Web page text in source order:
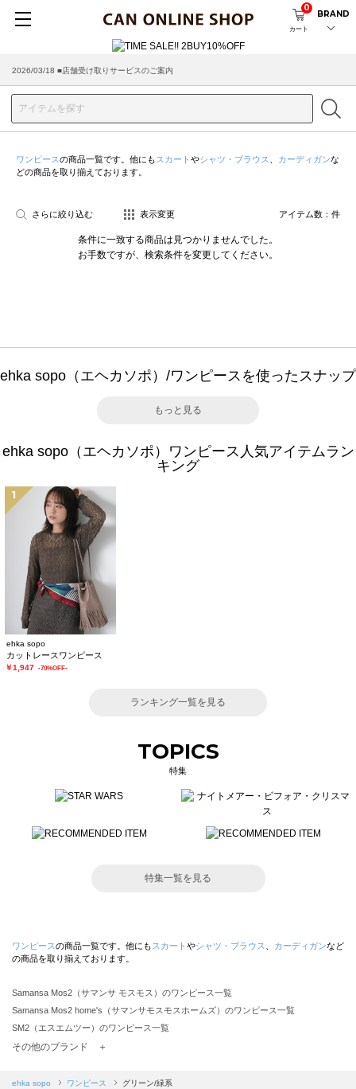
カート
0
BRAND
2026/03/18 ■店舗受け取りサービスのご案内
ワンピースの商品一覧です。他にも スカート やシャツ・ブラウス カーディガンな
どの商品を取り揃えております。
さらに絞り込む 表示変更 アイテム数： 件
条件に一致する商品は見つかりませんでした。
お手数ですが、検索条件を変更してください。
ehka sopo（エヘカソポ）/ワンピースを使ったスナップ
もっと見る
ehka sopo（エヘカソポ）ワンピース人気アイテムラン
キング
1
ehka sopo
カットレースワンピース
￥1,947 -70%OFF-
ランキング一覧を見る
TOPICS
特集
特集一覧を見る
ワンピースの商品一覧です。他にも スカート やシャツ・ブラウス カーディガンなど
の商品を取り揃えております。
Samansa Mos2（サマンサ モスモス）のワンピース一覧
Samansa Mos2 home's（サマンサモスモスホームズ）のワンピース一覧
SM2（エスエムツー）のワンピース一覧
TSUHARU by Samansa Mos2（ツハルバイサマンサモスモス）のワンピース一覧
Samansa Mos2 blue（サマンサモスモス ブルー）のワンピース一覧
その他のブランド ＋
ehka sopo ワンピース グリーン/緑系